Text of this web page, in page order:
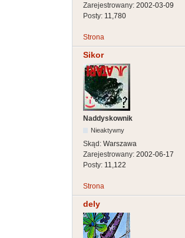
Zarejestrowany: 2002-03-09
Posty: 11,780
Strona
Sikor
Naddyskownik
Nieaktywny
Skąd: Warszawa
Zarejestrowany: 2002-06-17
Posty: 11,122
Strona
dely